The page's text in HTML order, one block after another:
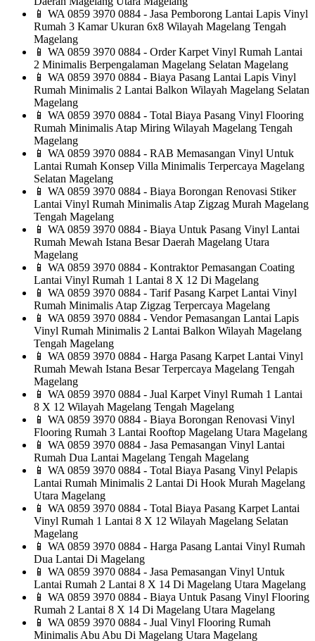
📱 WA 0859 3970 0884 - Jasa Pemborong Lantai Lapis Vinyl
Rumah 3 Kamar Ukuran 6x8 Wilayah Magelang Tengah
Magelang
📱 WA 0859 3970 0884 - Order Karpet Vinyl Rumah Lantai
2 Minimalis Berpengalaman Magelang Selatan Magelang
📱 WA 0859 3970 0884 - Biaya Pasang Lantai Lapis Vinyl
Rumah Minimalis 2 Lantai Balkon Wilayah Magelang Selatan
Magelang
📱 WA 0859 3970 0884 - Total Biaya Pasang Vinyl Flooring
Rumah Minimalis Atap Miring Wilayah Magelang Tengah
Magelang
📱 WA 0859 3970 0884 - RAB Memasangan Vinyl Untuk
Lantai Rumah Konsep Villa Minimalis Terpercaya Magelang
Selatan Magelang
📱 WA 0859 3970 0884 - Biaya Borongan Renovasi Stiker
Lantai Vinyl Rumah Minimalis Atap Zigzag Murah Magelang
Tengah Magelang
📱 WA 0859 3970 0884 - Biaya Untuk Pasang Vinyl Lantai
Rumah Mewah Istana Besar Daerah Magelang Utara
Magelang
📱 WA 0859 3970 0884 - Kontraktor Pemasangan Coating
Lantai Vinyl Rumah 1 Lantai 8 X 12 Di Magelang
📱 WA 0859 3970 0884 - Tarif Pasang Karpet Lantai Vinyl
Rumah Minimalis Atap Zigzag Terpercaya Magelang
📱 WA 0859 3970 0884 - Vendor Pemasangan Lantai Lapis
Vinyl Rumah Minimalis 2 Lantai Balkon Wilayah Magelang
Tengah Magelang
📱 WA 0859 3970 0884 - Harga Pasang Karpet Lantai Vinyl
Rumah Mewah Istana Besar Terpercaya Magelang Tengah
Magelang
📱 WA 0859 3970 0884 - Jual Karpet Vinyl Rumah 1 Lantai
8 X 12 Wilayah Magelang Tengah Magelang
📱 WA 0859 3970 0884 - Biaya Borongan Renovasi Vinyl
Flooring Rumah 3 Lantai Rooftop Magelang Utara Magelang
📱 WA 0859 3970 0884 - Jasa Pemasangan Vinyl Lantai
Rumah Dua Lantai Magelang Tengah Magelang
📱 WA 0859 3970 0884 - Total Biaya Pasang Vinyl Pelapis
Lantai Rumah Minimalis 2 Lantai Di Hook Murah Magelang
Utara Magelang
📱 WA 0859 3970 0884 - Total Biaya Pasang Karpet Lantai
Vinyl Rumah 1 Lantai 8 X 12 Wilayah Magelang Selatan
Magelang
📱 WA 0859 3970 0884 - Harga Pasang Lantai Vinyl Rumah
Dua Lantai Di Magelang
📱 WA 0859 3970 0884 - Jasa Pemasangan Vinyl Untuk
Lantai Rumah 2 Lantai 8 X 14 Di Magelang Utara Magelang
📱 WA 0859 3970 0884 - Biaya Untuk Pasang Vinyl Flooring
Rumah 2 Lantai 8 X 14 Di Magelang Utara Magelang
📱 WA 0859 3970 0884 - Jual Vinyl Flooring Rumah
Minimalis Abu Abu Di Magelang Utara Magelang